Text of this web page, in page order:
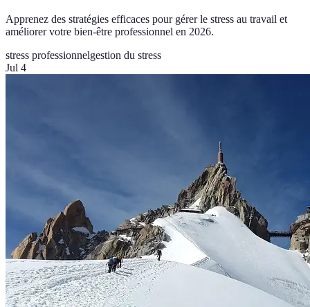
Apprenez des stratégies efficaces pour gérer le stress au travail et
améliorer votre bien-être professionnel en 2026.
stress professionnelgestion du stress
Jul 4